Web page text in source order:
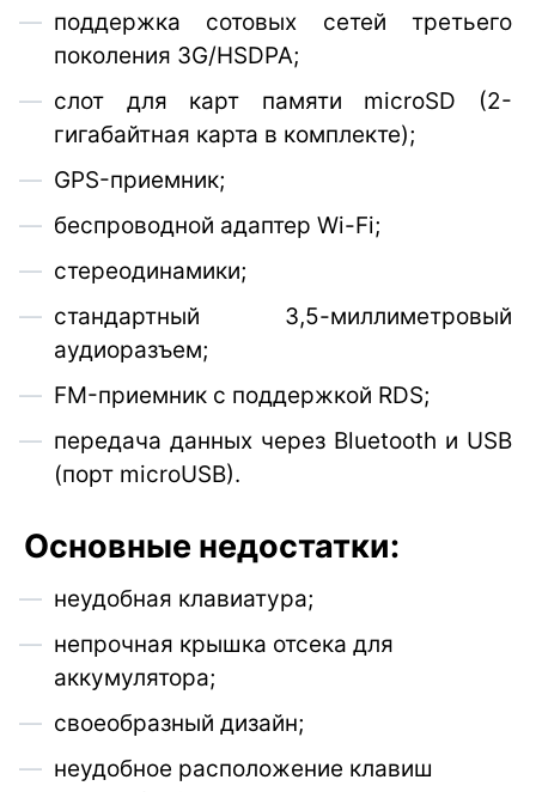
поддержка сотовых сетей третьего
поколения 3G/HSDPA;
слот для карт памяти microSD (2-
гигабайтная карта в комплекте);
GPS-приемник;
беспроводной адаптер Wi-Fi;
стереодинамики;
стандартный 3,5-миллиметровый
аудиоразъем;
FM-приемник с поддержкой RDS;
передача данных через Bluetooth и USB
(порт microUSB).
Основные недостатки:
неудобная клавиатура;
непрочная крышка отсека для
аккумулятора;
своеобразный дизайн;
неудобное расположение клавиш